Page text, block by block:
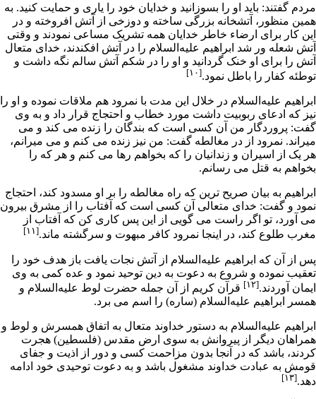
مردم گفتند: باید او را بسوزانید و خدایان خود را یارى و حمایت کنید. به
همین منظور، آتشخانه بزرگى ساخته و دوزخى از آتش افروخته و در
این کار براى ارضاء خاطر خدایان همه تشریک مساعى نمودند و وقتى
آتش شعله ور شد ابراهیم علیه‌السلام را در آتش افکندند، خداى متعال
آتش را براى او خنک گردانید و او را در شکم آتش سالم نگه داشت و
توطئه کفار را باطل نمود.[۱۰]
ابراهیم علیه‌السلام در خلال این مدت با نمرود هم ملاقات نموده و او را
نیز که ادعاى ربوبیت داشت مورد خطاب و احتجاج قرار داد و به وى
گفت: پروردگار من آن کسى است که بندگان را زنده مى کند و مى
میراند. نمرود از در مغالطه گفت: من نیز زنده مى کنم و مى میرانم،
هر یک از اسیران و زندانیان را که بخواهم رها مى کنم و هر که را
بخواهم به قتل مى رسانم.
ابراهیم به بیان صریح ترین که راه مغالطه را بر او مسدود کند، احتجاج
نمود و گفت: خداى متعالى آن کسى است که آفتاب را از مشرق بیرون
مى آورد، تو اگر راست مى گویى از این پس کارى کن که آفتاب از
مغرب طلوع کند، در اینجا نمرود کافر مبهوت و سرگشته ماند.[۱۱]
پس از آن که ابراهیم علیه‌السلام از آتش نجات یافت باز هدف خود را
تعقیب نموده و شروع به دعوت به دین توحید نمود و عده کمى به وى
ایمان آوردند.[۱۲] قرآن کریم از آن جمله حضرت لوط علیه‌السلام و
همسر ابراهیم علیه‌السلام (ساره) را اسم مى برد.
ابراهیم علیه‌السلام به دستور خداوند متعال به اتفاق همسرش و لوط و
همراهان دیگر از پیروانش به سوى ارض مقدس (فلسطین) هجرت
کردند، باشد که در آنجا بدون مزاحمت کسى و دور از اذیت و جفاى
قومش به عبادت خداوند مشغول باشد و به دعوت توحیدی خود ادامه
دهد.[۱۳]